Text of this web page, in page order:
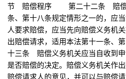
节 赔偿程序 第二十二条 赔偿
条、第十八条规定情形之一的，
人要求赔偿，应当先向赔偿义务
出赔偿请求，适用本法第十一条
十三条 赔偿义务机关应当自收到
是否赔偿的决定。赔偿义务机关作
赔偿请求人的意见，并可以与赔偿